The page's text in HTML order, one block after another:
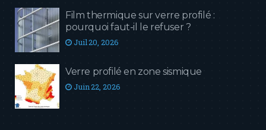
Film thermique sur verre profilé :
pourquoi faut-il le refuser ?
Juil 20, 2026
Verre profilé en zone sismique
Juin 22, 2026